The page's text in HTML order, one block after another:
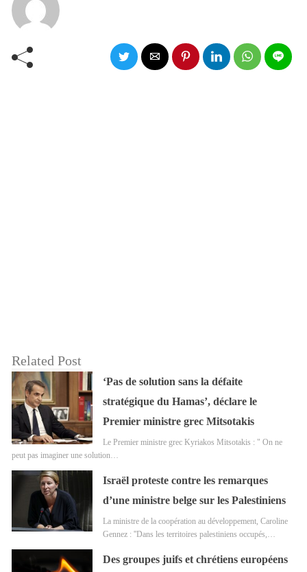
Related Post
‘Pas de solution sans la défaite
stratégique du Hamas’, déclare le
Premier ministre grec Mitsotakis
Le Premier ministre grec Kyriakos Mitsotakis : " On ne
peut pas imaginer une solution…
Israël proteste contre les remarques
d’une ministre belge sur les Palestiniens
La ministre de la coopération au développement, Caroline
Gennez : ''Dans les territoires palestiniens occupés,…
Des groupes juifs et chrétiens européens